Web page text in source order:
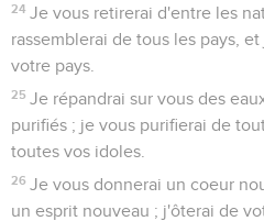
24 Je vous retirerai d'entre les
rassemblerai de tous les pays,
votre pays.
25 Je répandrai sur vous des
purifiés ; je vous purifierai de
toutes vos idoles.
26 Je vous donnerai un coeur
un esprit nouveau ; j'ôterai de